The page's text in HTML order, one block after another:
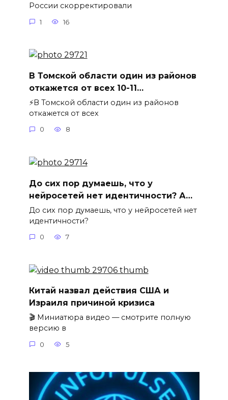
России скорректировали
1 16
В Томской области один из районов
откажется от всех 10-11…
⚡️В Томской области один из районов
откажется от всех
0 8
До сих пор думаешь, что у
нейросетей нет идентичности? А…
До сих пор думаешь, что у нейросетей нет
идентичности?
0 7
Китай назвал действия США и
Израиля причиной кризиса
🎬 Миниатюра видео — смотрите полную
версию в
0 5